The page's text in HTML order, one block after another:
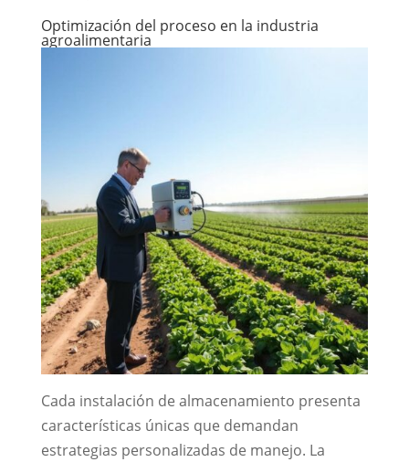
Optimización del proceso en la industria
agroalimentaria
Cada instalación de almacenamiento presenta
características únicas que demandan
estrategias personalizadas de manejo. La